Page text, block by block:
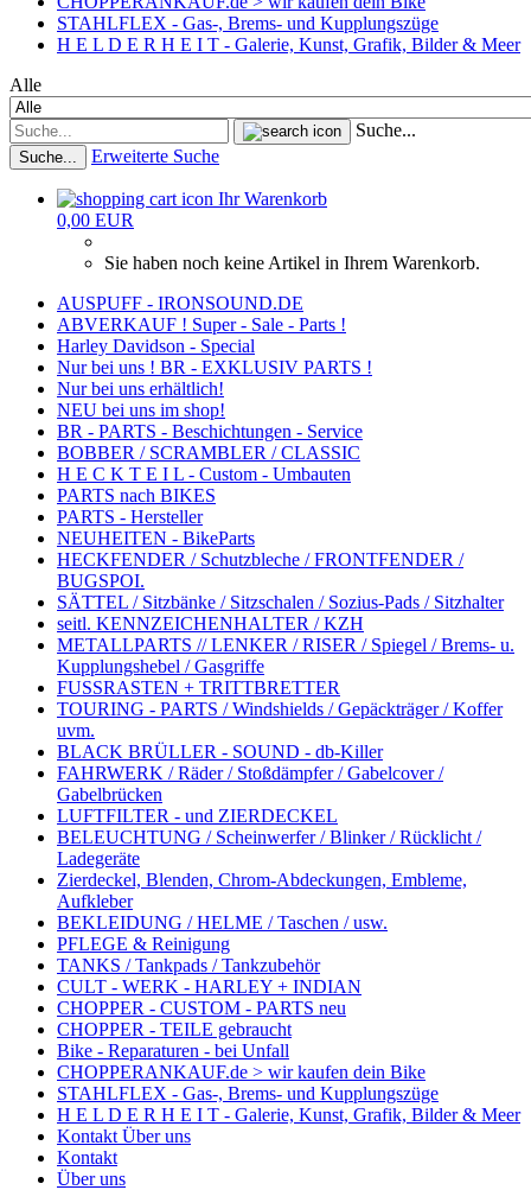
STAHLFLEX - Gas-, Brems- und Kupplungszüge
H E L D E R H E I T - Galerie, Kunst, Grafik, Bilder & Meer
Alle
Suche...
Suche... Erweiterte Suche
Ihr Warenkorb
0,00 EUR
Sie haben noch keine Artikel in Ihrem Warenkorb.
AUSPUFF - IRONSOUND.DE
ABVERKAUF ! Super - Sale - Parts !
Harley Davidson - Special
Nur bei uns ! BR - EXKLUSIV PARTS !
Nur bei uns erhältlich!
NEU bei uns im shop!
BR - PARTS - Beschichtungen - Service
BOBBER / SCRAMBLER / CLASSIC
H E C K T E I L - Custom - Umbauten
PARTS nach BIKES
PARTS - Hersteller
NEUHEITEN - BikeParts
HECKFENDER / Schutzbleche / FRONTFENDER /
BUGSPOI.
SÄTTEL / Sitzbänke / Sitzschalen / Sozius-Pads / Sitzhalter
seitl. KENNZEICHENHALTER / KZH
METALLPARTS // LENKER / RISER / Spiegel / Brems- u.
Kupplungshebel / Gasgriffe
FUSSRASTEN + TRITTBRETTER
TOURING - PARTS / Windshields / Gepäckträger / Koffer
uvm.
BLACK BRÜLLER - SOUND - db-Killer
FAHRWERK / Räder / Stoßdämpfer / Gabelcover /
Gabelbrücken
LUFTFILTER - und ZIERDECKEL
BELEUCHTUNG / Scheinwerfer / Blinker / Rücklicht /
Ladegeräte
Zierdeckel, Blenden, Chrom-Abdeckungen, Embleme,
Aufkleber
BEKLEIDUNG / HELME / Taschen / usw.
PFLEGE & Reinigung
TANKS / Tankpads / Tankzubehör
CULT - WERK - HARLEY + INDIAN
CHOPPER - CUSTOM - PARTS neu
CHOPPER - TEILE gebraucht
Bike - Reparaturen - bei Unfall
CHOPPERANKAUF.de > wir kaufen dein Bike
STAHLFLEX - Gas-, Brems- und Kupplungszüge
H E L D E R H E I T - Galerie, Kunst, Grafik, Bilder & Meer
Kontakt Über uns
Kontakt
Über uns